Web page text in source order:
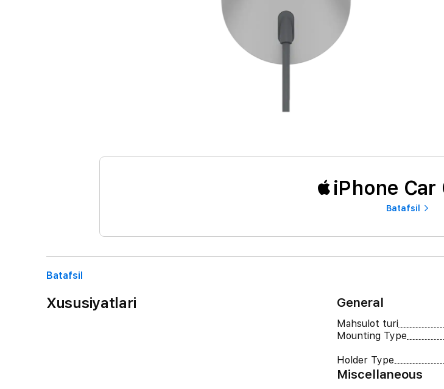
iPhone Car
Batafsil
Batafsil
Xususiyatlari General
Mahsulot turi
Mounting Type
Holder Type
Miscellaneous